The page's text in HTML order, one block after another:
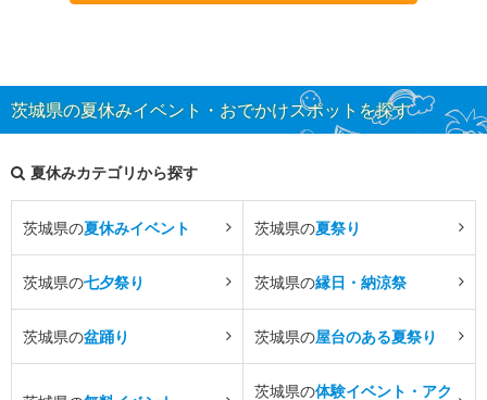
茨城県の夏休みイベント・おでかけスポットを探す
夏休みカテゴリから探す
茨城県の夏休みイベント 茨城県の夏祭り
茨城県の七夕祭り 茨城県の縁日・納涼祭
茨城県の盆踊り 茨城県の屋台のある夏祭り
茨城県の体験イベント・アク